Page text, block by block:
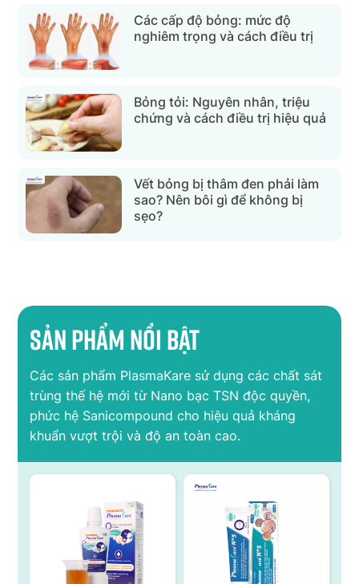
Các cấp độ bỏng: mức độ
nghiêm trọng và cách điều trị
Bỏng tỏi: Nguyên nhân, triệu
chứng và cách điều trị hiệu quả
Vết bỏng bị thâm đen phải làm
sao? Nên bôi gì để không bị
sẹo?
Sản phẩm nổi bật
Các sản phẩm PlasmaKare sử dụng các chất sát
trùng thế hệ mới từ Nano bạc TSN độc quyền,
phức hệ Sanicompound cho hiệu quả kháng
khuẩn vượt trội và độ an toàn cao.